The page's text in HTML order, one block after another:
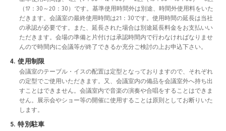
（17：30～20：30）です。基準使用時間外は別途、時間外使用料をいた
だきます。会議室の最終使用時間は21：30です。使用時間の延長は当社
の承認が必要です。また、延長された場合は別途延長料金をお支払いい
ただきます。会場の準備と片付けは承認時間内で行わなければなりませ
んので時間内に会議等が終了できるか充分ご検討の上お申込下さい。
4. 使用制限
会議室のテーブル・イスの配置は定型となっておりますので、それぞれ
の定型でご使用いただきます。又、会議室内の備品を会議室外へ持ち出
すことはできません。会議室内で音楽の演奏や合唱をすることはできま
せん。展示会やショー等の開催に使用することは原則としてお断りいた
します。
5. 特別駐車